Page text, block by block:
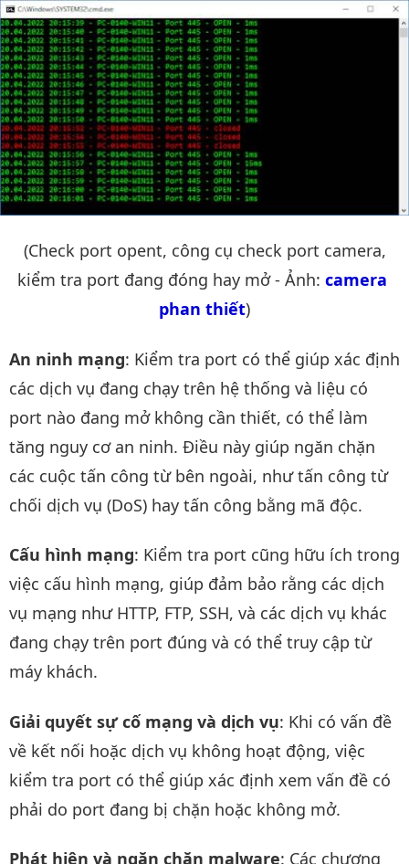
(Check port opent, công cụ check port camera,
kiểm tra port đang đóng hay mở - Ảnh: camera
phan thiết)
An ninh mạng: Kiểm tra port có thể giúp xác định
các dịch vụ đang chạy trên hệ thống và liệu có
port nào đang mở không cần thiết, có thể làm
tăng nguy cơ an ninh. Điều này giúp ngăn chặn
các cuộc tấn công từ bên ngoài, như tấn công từ
chối dịch vụ (DoS) hay tấn công bằng mã độc.
Cấu hình mạng: Kiểm tra port cũng hữu ích trong
việc cấu hình mạng, giúp đảm bảo rằng các dịch
vụ mạng như HTTP, FTP, SSH, và các dịch vụ khác
đang chạy trên port đúng và có thể truy cập từ
máy khách.
Giải quyết sự cố mạng và dịch vụ: Khi có vấn đề
về kết nối hoặc dịch vụ không hoạt động, việc
kiểm tra port có thể giúp xác định xem vấn đề có
phải do port đang bị chặn hoặc không mở.
Phát hiện và ngăn chặn malware: Các chương